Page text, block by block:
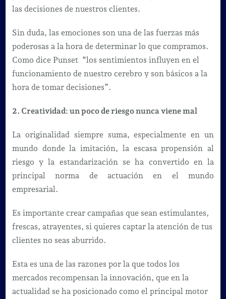
las decisiones de nuestros clientes.
Sin duda, las emociones son una de las fuerzas más
poderosas a la hora de determinar lo que compramos.
Como dice Punset “los sentimientos influyen en el
funcionamiento de nuestro cerebro y son básicos a la
hora de tomar decisiones”.
2. Creatividad: un poco de riesgo nunca viene mal
La originalidad siempre suma, especialmente en un
mundo donde la imitación, la escasa propensión al
riesgo y la estandarización se ha convertido en la
principal norma de actuación en el mundo
empresarial.
Es importante crear campañas que sean estimulantes,
frescas, atrayentes, si quieres captar la atención de tus
clientes no seas aburrido.
Esta es una de las razones por la que todos los
mercados recompensan la innovación, que en la
actualidad se ha posicionado como el principal motor